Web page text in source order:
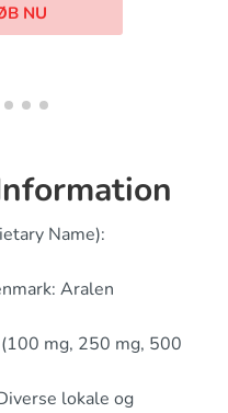
Name):
Aralen
mg, 250 mg, 500
lokale og